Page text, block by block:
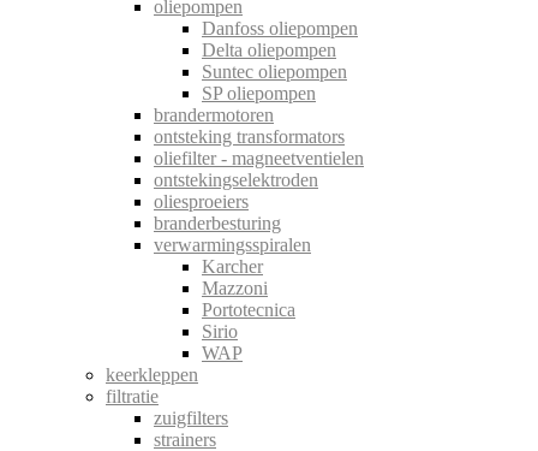
oliepompen
Danfoss oliepompen
Delta oliepompen
Suntec oliepompen
SP oliepompen
brandermotoren
ontsteking transformators
oliefilter - magneetventielen
ontstekingselektroden
oliesproeiers
branderbesturing
verwarmingsspiralen
Karcher
Mazzoni
Portotecnica
Sirio
WAP
keerkleppen
filtratie
zuigfilters
strainers